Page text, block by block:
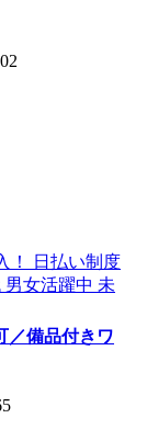
／備品付きワ